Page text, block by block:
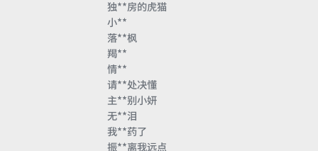
独**房的虎猫
小**
落**枫
羯**
情**
请**处决懂
主**别小妍
无**泪
我**药了
振**离我远点